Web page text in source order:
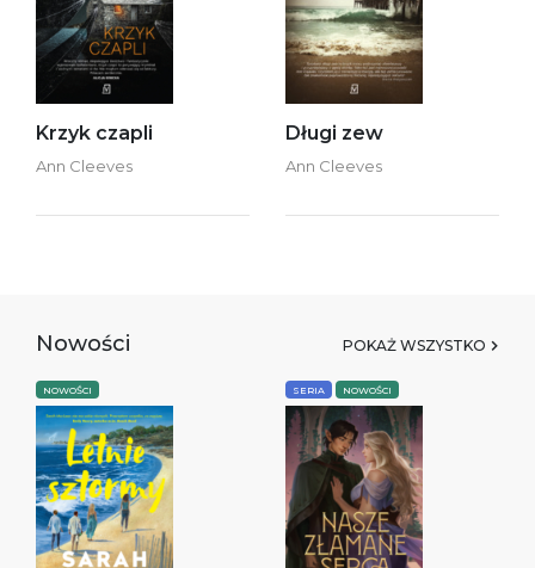
Krzyk czapli
Ann Cleeves
Długi zew
Ann Cleeves
Nowości POKAŻ WSZYSTKO
NOWOŚCI SERIA NOWOŚCI